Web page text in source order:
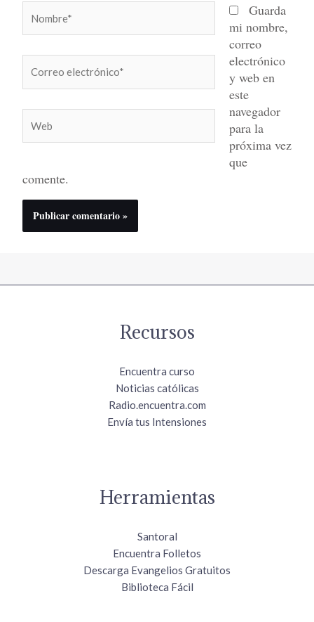
electrónico*
Guarda
mi nombre,
correo
electrónico
y web en
este
navegador
para la
próxima vez
que
comente.
Recursos
Encuentra curso
Noticias católicas
Radio.encuentra.com
Envía tus Intensiones
Herramientas
Santoral
Encuentra Folletos
Descarga Evangelios Gratuitos
Biblioteca Fácil